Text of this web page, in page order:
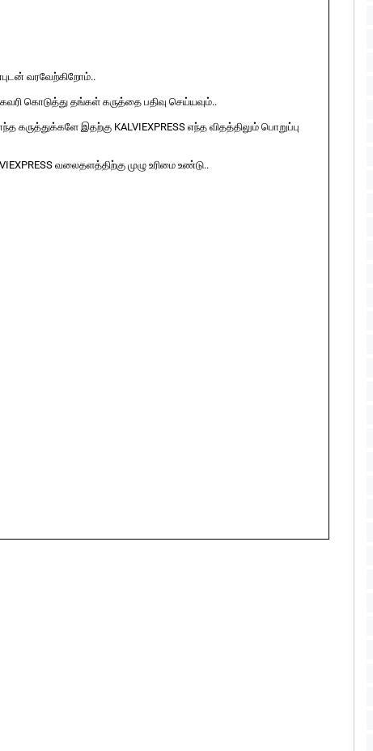
வரவேற்கிறோம்..
கொடுத்து தங்கள் கருத்தை பதிவு செய்யவும்..
கருத்துக்களே இதற்கு KALVIEXPRESS எந்த விதத்திலும் பொறுப்பு
வலைதளத்திற்கு முழு உரிமை உண்டு..